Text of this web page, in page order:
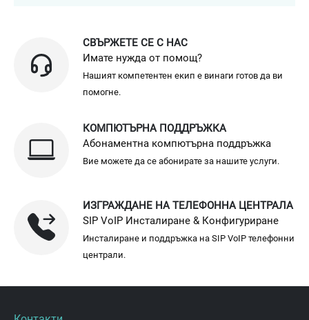
СВЪРЖЕТЕ СЕ С НАС
Имате нужда от помощ?
Нашият компетентен екип е винаги готов да ви
помогне.
КОМПЮТЪРНА ПОДДРЪЖКА
Абонаментна компютърна поддръжка
Вие можете да се абонирате за нашите услуги.
ИЗГРАЖДАНЕ НА ТЕЛЕФОННА ЦЕНТРАЛА
SIP VoIP Инсталиране & Конфигуриране
Инсталиране и поддръжка на SIP VoIP телефонни
централи.